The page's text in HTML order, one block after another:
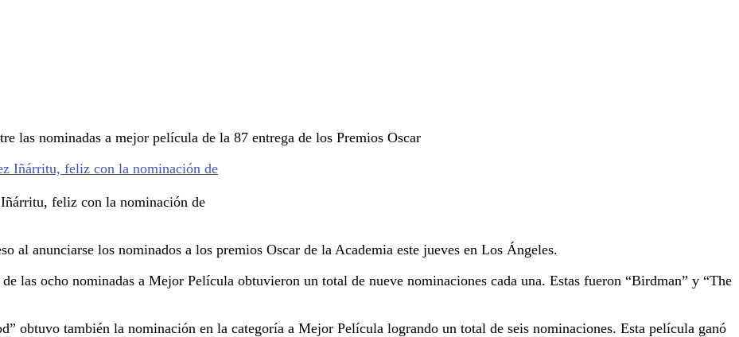
las nominadas a mejor película de la 87 entrega de los Premios Oscar
feliz con la nominación de
al anunciarse los nominados a los premios Oscar de la Academia este jueves en Los Ángeles.
las ocho nominadas a Mejor Película obtuvieron un total de nueve nominaciones cada una. Estas fueron “Birdman” y “The
obtuvo también la nominación en la categoría a Mejor Película logrando un total de seis nominaciones. Esta película ganó